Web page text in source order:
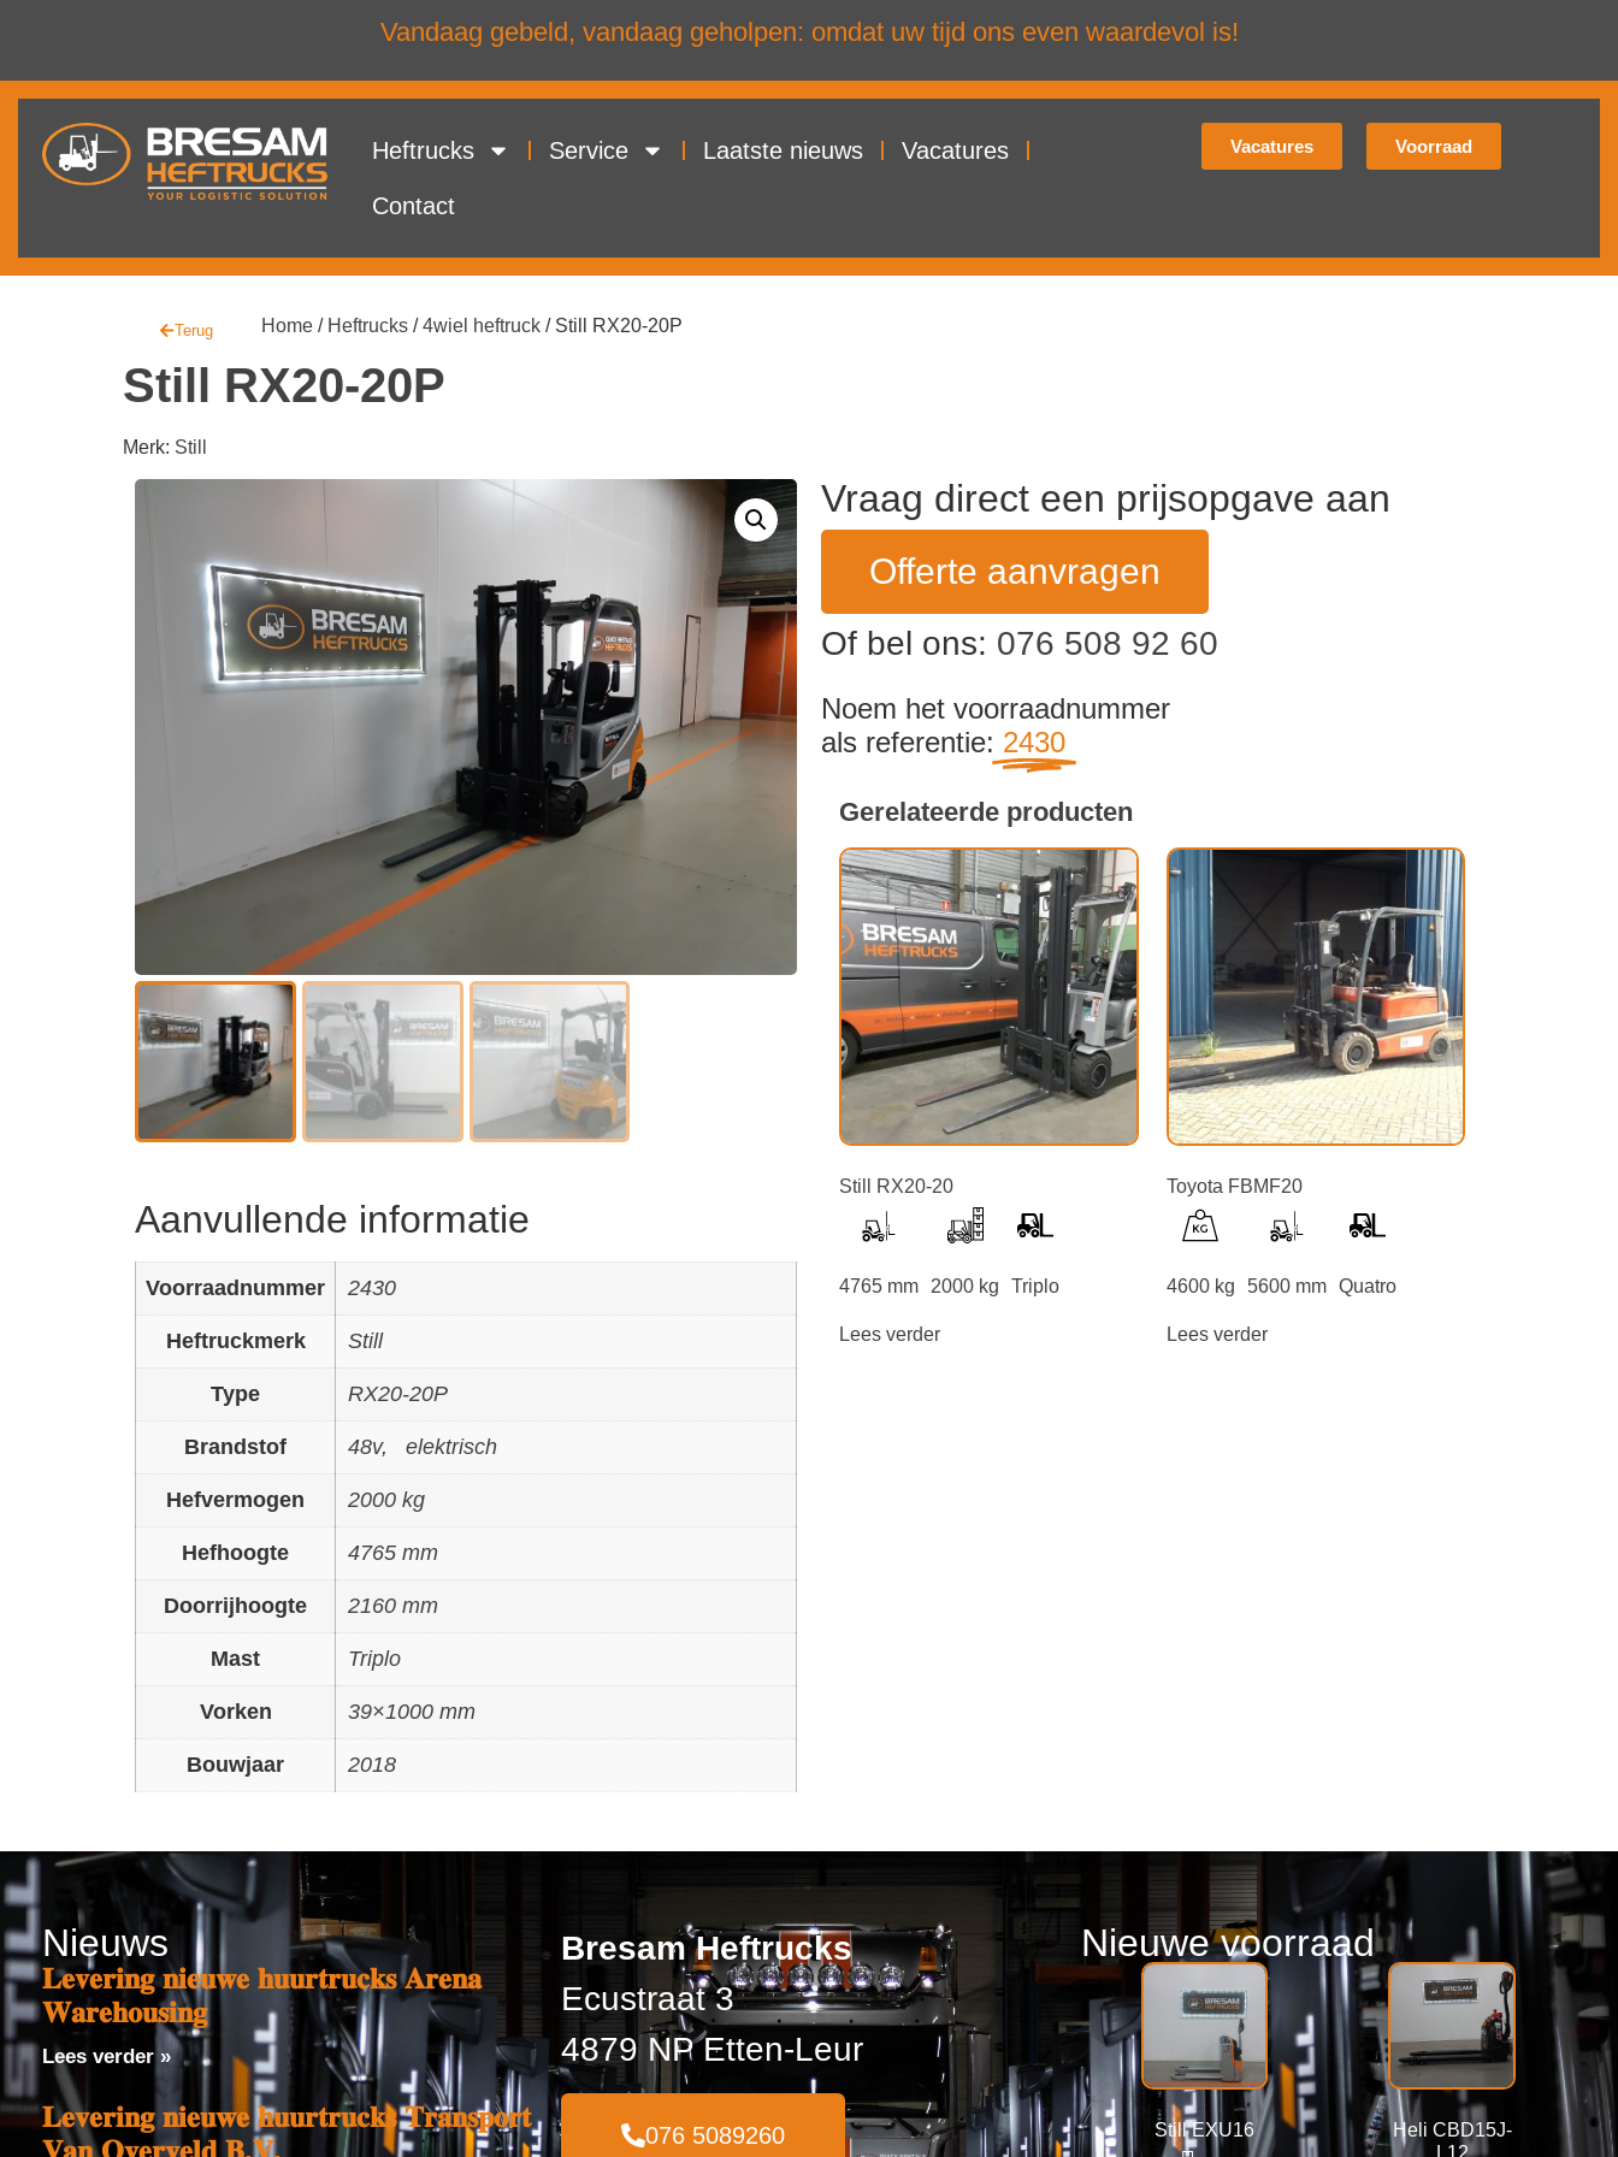
Vandaag gebeld, vandaag geholpen: omdat uw tijd ons even waardevol is!
Heftrucks Service Laatste nieuws Vacatures
Contact
Vacatures Voorraad
Terug Home / Heftrucks /4wiel heftruck / Still RX20-20P
Still RX20-20P
Merk: Still
Aanvullende informatie
Voorraadnummer 2430
Heftruckmerk Still
Type RX20-20P
Brandstof 48v, elektrisch
Hefvermogen 2000 kg
Hefhoogte 4765 mm
Doorrijhoogte 2160 mm
Mast Triplo
Vorken 39×1000 mm
Bouwjaar 2018
Vraag direct een prijsopgave aan
Offerte aanvragen
Of bel ons: 076 508 92 60
Noem het voorraadnummer
als referentie: 2430
Gerelateerde producten
Still RX20-20
4765 mm 2000 kg Triplo
Lees verder
Toyota FBMF20
4600 kg 5600 mm Quatro
Lees verder
Nieuws
𝐋𝐞𝐯𝐞𝐫𝐢𝐧𝐠 𝐧𝐢𝐞𝐮𝐰𝐞 𝐡𝐮𝐮𝐫𝐭𝐫𝐮𝐜𝐤𝐬 𝐀𝐫𝐞𝐧𝐚
𝐖𝐚𝐫𝐞𝐡𝐨𝐮𝐬𝐢𝐧𝐠
Lees verder »
𝐋𝐞𝐯𝐞𝐫𝐢𝐧𝐠 𝐧𝐢𝐞𝐮𝐰𝐞 𝐡𝐮𝐮𝐫𝐭𝐫𝐮𝐜𝐤𝐬 𝐓𝐫𝐚𝐧𝐬𝐩𝐨𝐫𝐭
Bresam Heftrucks
Ecustraat 3
4879 NP Etten-Leur
076 5089260
Nieuwe voorraad
Still EXU16
Heli CBD15J-
L12